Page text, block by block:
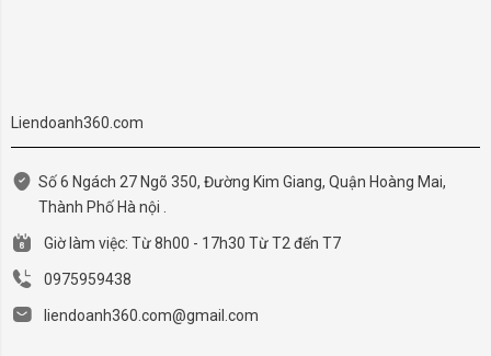
Liendoanh360.com
Số 6 Ngách 27 Ngõ 350, Đường Kim Giang, Quận Hoàng Mai,
Thành Phố Hà nội .
Giờ làm việc: Từ 8h00 - 17h30 Từ T2 đến T7
0975959438
liendoanh360.com@gmail.com